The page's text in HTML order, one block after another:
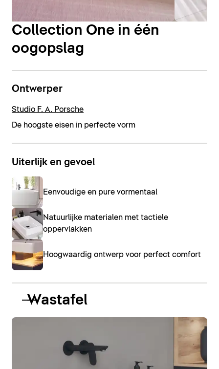
Collection One in één
oogopslag
Ontwerper
Studio F. A. Porsche
De hoogste eisen in perfecte vorm
Uiterlijk en gevoel
Eenvoudige en pure vormentaal
Natuurlijke materialen met tactiele
oppervlakken
Hoogwaardig ontwerp voor perfect comfort
Wastafel